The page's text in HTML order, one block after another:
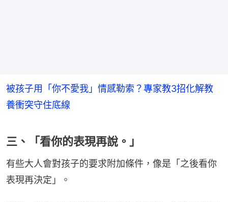
被孩子用「你不愛我」情感勒索？專家教3招化解教
養衝突守住底線
三、「看你的表現再說。」
有些大人會對孩子的要求附加條件，像是「之後看你
表現再決定」。